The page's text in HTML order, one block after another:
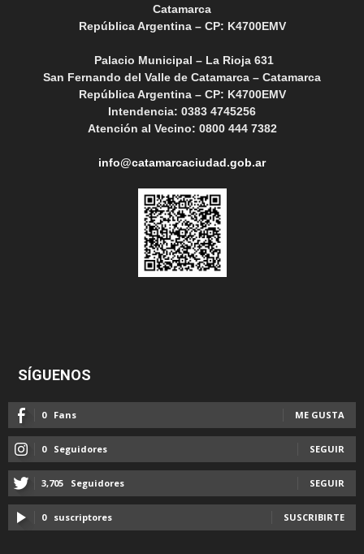
Catamarca
República Argentina – CP: K4700EMV
Palacio Municipal – La Rioja 631
San Fernando del Valle de Catamarca – Catamarca
República Argentina – CP: K4700EMV
Intendencia: 0383 4745256
Atención al Vecino: 0800 444 7382
info@catamarcaciudad.gob.ar
SÍGUENOS
0 Fans ME GUSTA
0 Seguidores SEGUIR
3,705 Seguidores SEGUIR
0 suscriptores SUSCRIBIRTE